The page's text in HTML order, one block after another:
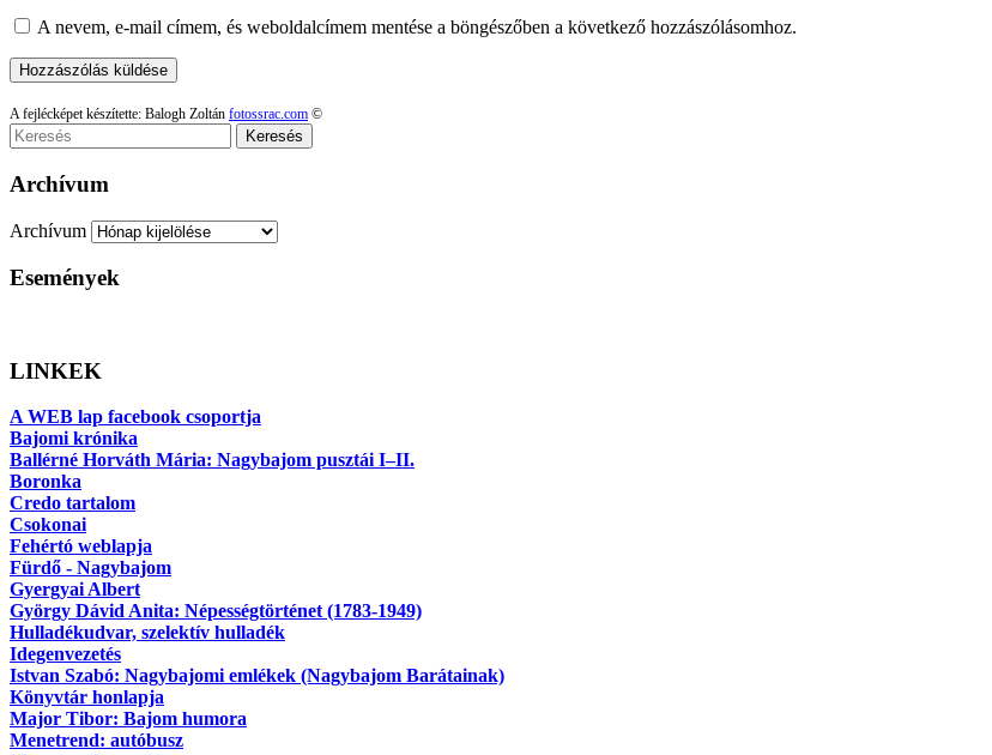
A nevem, e-mail címem, és weboldalcímem mentése a böngészőben a következő hozzászólásomhoz.
A fejlécképet készítette: Balogh Zoltán fotossrac.com ©
Keresés
Archívum
Archívum
Események
LINKEK
A WEB lap facebook csoportja
Bajomi krónika
Ballérné Horváth Mária: Nagybajom pusztái I–II.
Boronka
Credo tartalom
Csokonai
Fehértó weblapja
Fürdő - Nagybajom
Gyergyai Albert
György Dávid Anita: Népességtörténet (1783-1949)
Hulladékudvar, szelektív hulladék
Idegenvezetés
Istvan Szabó: Nagybajomi emlékek (Nagybajom Barátainak)
Könyvtár honlapja
Major Tibor: Bajom humora
Menetrend: autóbusz